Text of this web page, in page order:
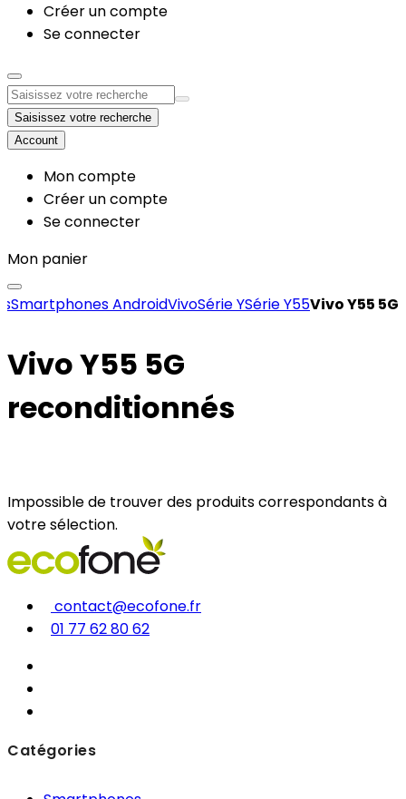
Créer un compte
Se connecter
Saisissez votre recherche
Account
Mon compte
Créer un compte
Se connecter
Mon panier
Smartphones AndroidVivoSérie YSérie Y55Vivo Y55 5G
Vivo Y55 5G
reconditionnés
Impossible de trouver des produits correspondants à
votre sélection.
contact@ecofone.fr
01 77 62 80 62
Catégories